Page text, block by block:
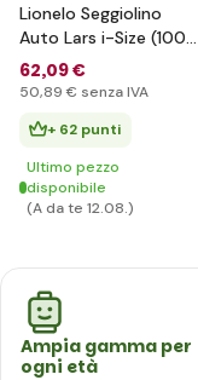
Lionelo Seggiolino
Auto Lars i-Size (100-
150 cm) Sporty Black
Red
62,09 €
50,89 € senza IVA
+ 62 punti
Ultimo pezzo
disponibile
(A da te 12.08.)
Ampia gamma per
ogni età